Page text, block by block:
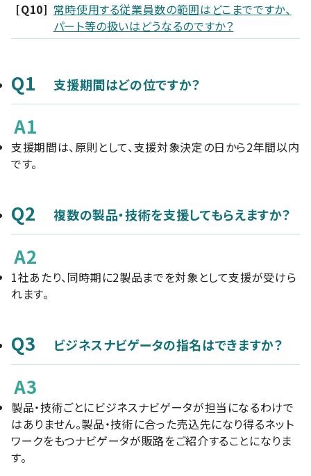
[Q10] 常時使用する従業員数の範囲はどこまでですか、
パート等の扱いはどうなるのですか？
Q1 支援期間はどの位ですか？
A1
支援期間は、原則として、支援対象決定の日から2年間以内
です。
Q2 複数の製品・技術を支援してもらえますか？
A2
1社あたり、同時期に2製品までを対象として支援が受けら
れます。
Q3 ビジネスナビゲータの指名はできますか？
A3
製品・技術ごとにビジネスナビゲータが担当になるわけで
はありません。製品・技術に合った売込先になり得るネット
ワークをもつナビゲータが販路をご紹介することになりま
す。